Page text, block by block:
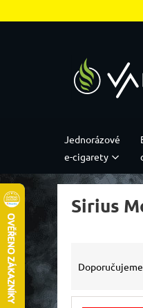
Jednorázové
e-cigarety
Top značky a
Sirius
Doporučujeme
Výpis